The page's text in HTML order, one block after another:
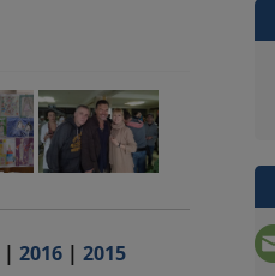
| 2016 | 2015